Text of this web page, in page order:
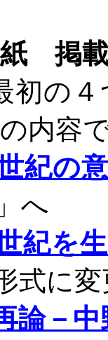
紙 掲
初の
内容
紀の
へ
紀を
式に変
論－